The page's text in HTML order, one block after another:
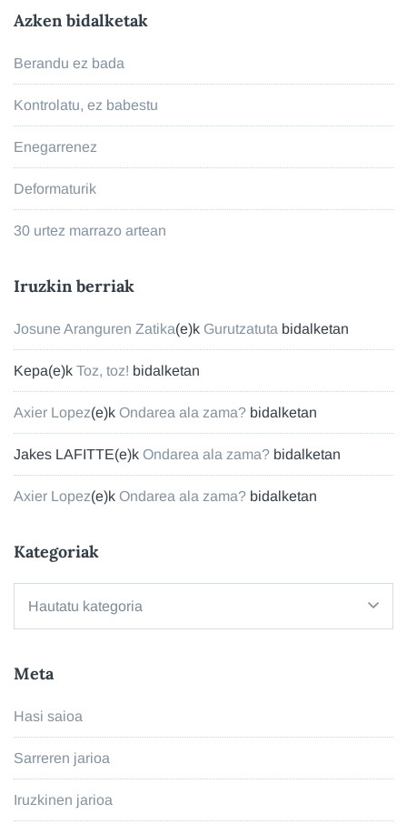
Azken bidalketak
Berandu ez bada
Kontrolatu, ez babestu
Enegarrenez
Deformaturik
30 urtez marrazo artean
Iruzkin berriak
Josune Aranguren Zatika(e)k Gurutzatuta bidalketan
Kepa(e)k Toz, toz! bidalketan
Axier Lopez(e)k Ondarea ala zama? bidalketan
Jakes LAFITTE(e)k Ondarea ala zama? bidalketan
Axier Lopez(e)k Ondarea ala zama? bidalketan
Kategoriak
Meta
Hasi saioa
Sarreren jarioa
Iruzkinen jarioa